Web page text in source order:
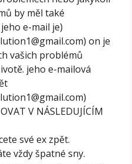
by měl také
e-mail je)
on je
vašich problémů
jeho e-mailová
V NÁSLEDUJÍCÍM
své ex zpět.
vždy špatné sny.